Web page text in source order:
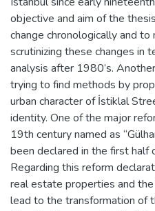
objective and aim of the
change chronologically and
scrutinizing these changes in
analysis after 1980’s.
trying to find methods by
urban character of İstiklal
identity. One of the major
19th century named as
been declared in the first half
Regarding this reform
real estate properties and
lead to the transformation of